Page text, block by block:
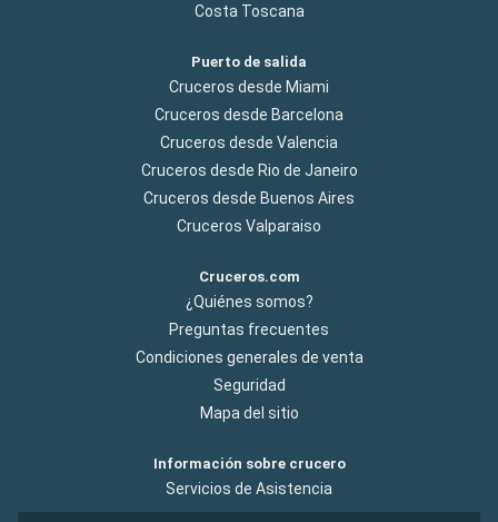
Costa Toscana
Puerto de salida
Cruceros desde Miami
Cruceros desde Barcelona
Cruceros desde Valencia
Cruceros desde Rio de Janeiro
Cruceros desde Buenos Aires
Cruceros Valparaiso
Cruceros.com
¿Quiénes somos?
Preguntas frecuentes
Condiciones generales de venta
Seguridad
Mapa del sitio
Información sobre crucero
Servicios de Asistencia